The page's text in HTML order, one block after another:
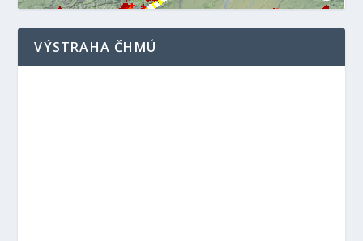
VÝSTRAHA ČHMÚ